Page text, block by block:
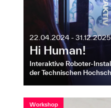
22.04.2024 - 31.12.2025
Hi Human!
Interaktive Roboter-
der Technischen
Workshop